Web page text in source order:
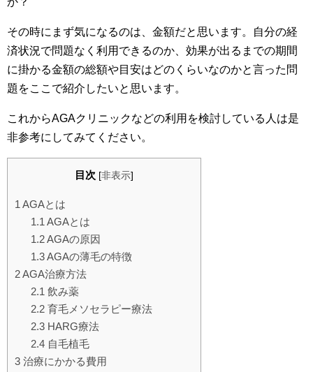
その時にまず気になるのは、金額だと思います。自分の経
済状況で問題なく利用できるのか、効果が出るまでの期間
に掛かる金額の総額や目安はどのくらいなのかと言った問
題をここで紹介したいと思います。
これからAGAクリニックなどの利用を検討している人は是
非参考にしてみてください。
目次 [非表示]
1 AGAとは
1.1 AGAとは
1.2AGAの原因
1.3AGAの薄毛の特徴
2AGA治療方法
2.1 飲み薬
2.2育毛メソセラピー療法
2.3HARG療法
2.4自毛植毛
3 治療にかかる費用